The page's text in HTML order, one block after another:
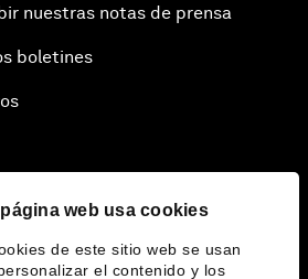
página web usa cookies
de este sitio web se usan
el contenido y los
nuestras notas de prensa
boletines
Foro